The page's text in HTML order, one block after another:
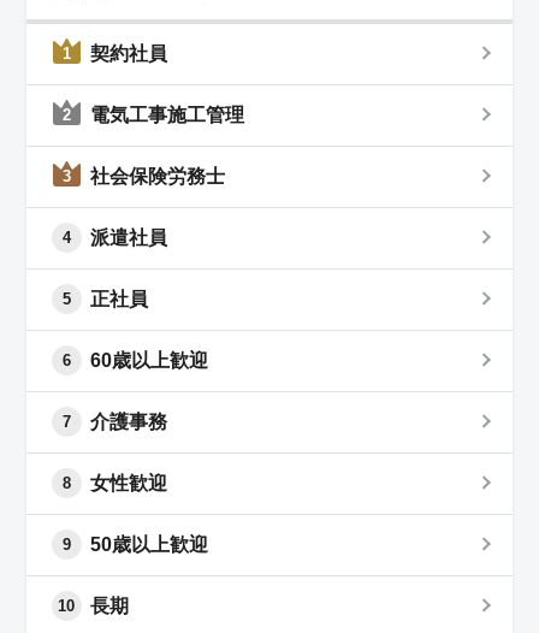
1 契約社員
2 電気工事施工管理
3 社会保険労務士
4 派遣社員
5 正社員
6 60歳以上歓迎
7 介護事務
8 女性歓迎
9 50歳以上歓迎
10 長期